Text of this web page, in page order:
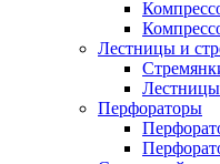
Лестницы и
Лестницы
Перфораторы